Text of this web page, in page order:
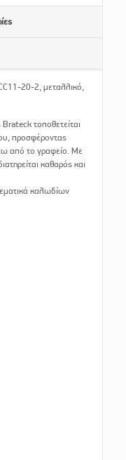
20-2, μεταλλικό,
τοποθετείται
προσφέροντας
από το γραφείο. Με
καθαρός και
καλωδίων